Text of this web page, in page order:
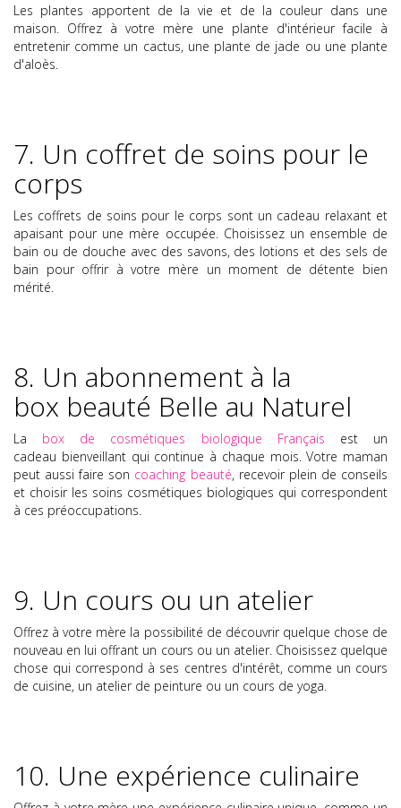
Les plantes apportent de la vie et de la couleur dans une
maison. Offrez à votre mère une plante d'intérieur facile à
entretenir comme un cactus, une plante de jade ou une plante
d'aloès.
7. Un coffret de soins pour le
corps
Les coffrets de soins pour le corps sont un cadeau relaxant et
apaisant pour une mère occupée. Choisissez un ensemble de
bain ou de douche avec des savons, des lotions et des sels de
bain pour offrir à votre mère un moment de détente bien
mérité.
8. Un abonnement à la
box beauté Belle au Naturel
La box de cosmétiques biologique Français est un
cadeau bienveillant qui continue à chaque mois. Votre maman
peut aussi faire son coaching beauté, recevoir plein de conseils
et choisir les soins cosmétiques biologiques qui correspondent
à ces préoccupations.
9. Un cours ou un atelier
Offrez à votre mère la possibilité de découvrir quelque chose de
nouveau en lui offrant un cours ou un atelier. Choisissez quelque
chose qui correspond à ses centres d'intérêt, comme un cours
de cuisine, un atelier de peinture ou un cours de yoga.
10. Une expérience culinaire